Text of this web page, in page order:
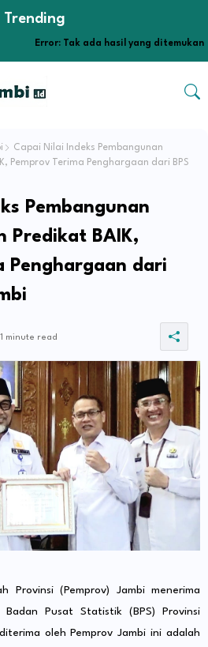
Trending
Error: Tak ada hasil yang ditemukan
Capai Nilai Indeks Pembangunan
Pemprov Terima Penghargaan dari BPS
Pembangunan
Predikat BAIK,
Penghargaan dari
1 minute read
Provinsi (Pemprov) Jambi menerima
Pusat Statistik (BPS) Provinsi
oleh Pemprov Jambi ini adalah